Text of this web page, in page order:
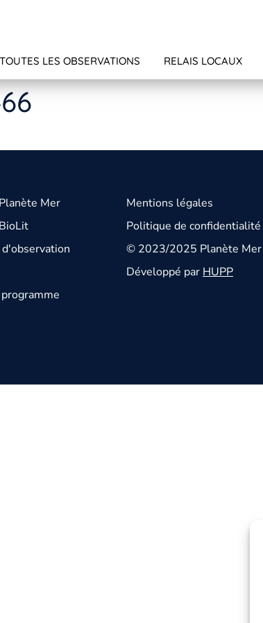
TOUTES LES OBSERVATIONS RELAIS LOCAUX
Mer
Mentions légales
Politique de confidentialité
© 2023/2025 Planète Mer
Développé parHUPP